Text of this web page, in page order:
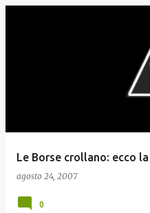
Le Borse crollano: ecco
agosto 24, 2007
0